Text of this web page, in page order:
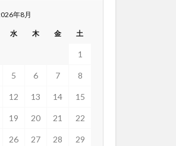
年8月
水 木 金 土
1
5 6 7 8
12 13 14 15
19 20 21 22
26 27 28 29